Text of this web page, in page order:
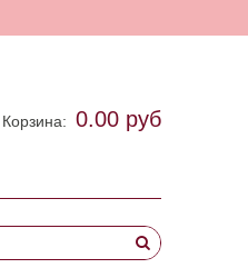
Корзина: 0.00 руб